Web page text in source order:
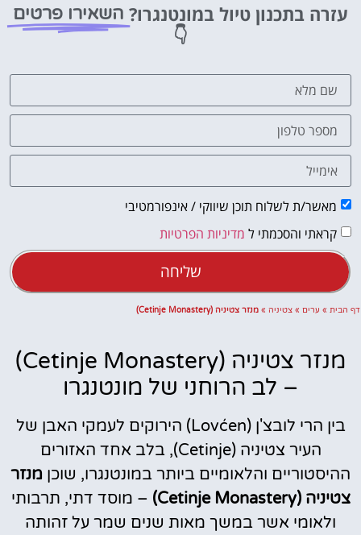
והופעות
לחצו פה!
עזרה בתכנון טיול במונטנגרו? השאירו פרטים
👇
מאשר/ת לשלוח תוכן שיווקי / אינפורמטיבי
קראתי והסכמתי ל מדיניות הפרטיות
שליחה
דף הבית » ערים » צטיניה » מנזר צטיניה (Cetinje Monastery)
מנזר צטיניה (Cetinje Monastery)
– לב הרוחני של מונטנגרו
בין הרי לובצ'ן (Lovćen) הירוקים לעמקי האבן של
העיר צטיניה (Cetinje), בלב אחד האזורים
ההיסטוריים והלאומיים ביותר במונטנגרו, שוכן מנזר
צטיניה (Cetinje Monastery)
– מוסד דתי, תרבותי
ולאומי אשר במשך מאות שנים שמר על זהותה